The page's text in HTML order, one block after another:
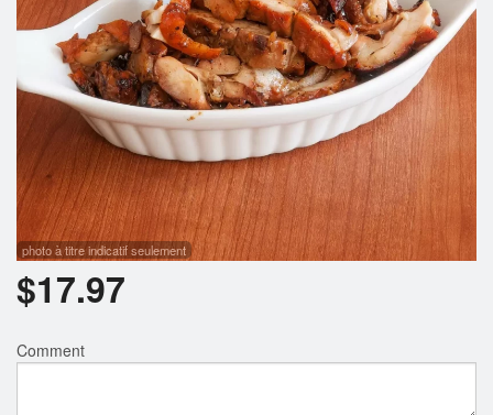
photo à titre indicatif seulement
$17.97
Comment